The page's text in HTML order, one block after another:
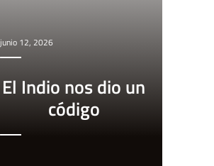
junio 12, 2026
El Indio nos dio un
código